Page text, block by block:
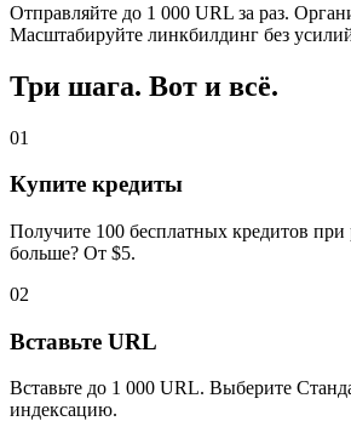
Отправляйте до 1 000 URL за раз.
Масштабируйте линкбилдинг без
Три шага. Вот и всё.
01
Купите кредиты
Получите 100 бесплатных кредитов
больше? От $5.
02
Вставьте URL
Вставьте до 1 000 URL. Выберите
индексацию.